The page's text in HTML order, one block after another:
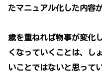
たマニュアル化した内容
歳を重ねれば物事が変化
くなっていくことは、し
いことではないと思って